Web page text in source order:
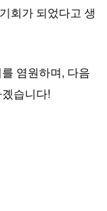
회가 되었다고 생
염원하며, 다음
습니다!